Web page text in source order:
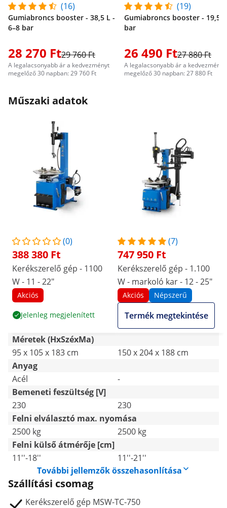
(16)
Gumiabroncs booster - 38,5 L -
6–8 bar
28 270 Ft29 760 Ft
A legalacsonyabb ár a kedvezményt
megelőző 30 napban: 29 760 Ft
(19)
Gumiabroncs booster - 19,5
bar
26 490 Ft27 880 Ft
A legalacsonyabb ár a kedvezményt
megelőző 30 napban: 27 880 Ft
Műszaki adatok
(0)
388 380 Ft
Kerékszerelő gép - 1100
W - 11 - 22"
Akciós
Jelenleg megjelenített
(7)
747 950 Ft
Kerékszerelő gép - 1.100
W - markoló kar - 12 - 25"
Akciós Népszerű
Termék megtekintése
Méretek (HxSzéxMa)
95 x 105 x 183 cm
150 x 204 x 188 cm
Anyag
Acél
-
Bemeneti feszültség [V]
230
230
Felni elválasztó max. nyomása
2500 kg
2500 kg
Felni külső átmérője [cm]
11''-18''
11''-21''
További jellemzők összehasonlítása
Szállítási csomag
Kerékszerelő gép MSW-TC-750